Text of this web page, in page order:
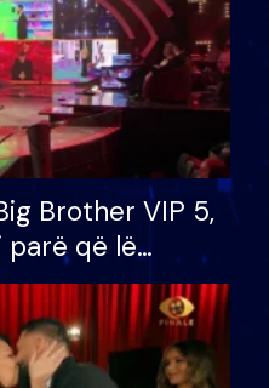
Brother VIP 5,
parë që lë
mundësinë për